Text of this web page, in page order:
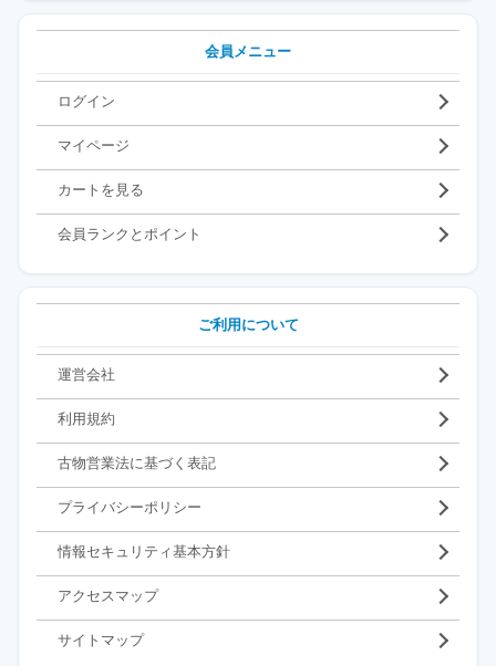
会員メニュー
ログイン
マイページ
カートを見る
会員ランクとポイント
ご利用について
運営会社
利用規約
古物営業法に基づく表記
プライバシーポリシー
情報セキュリティ基本方針
アクセスマップ
サイトマップ